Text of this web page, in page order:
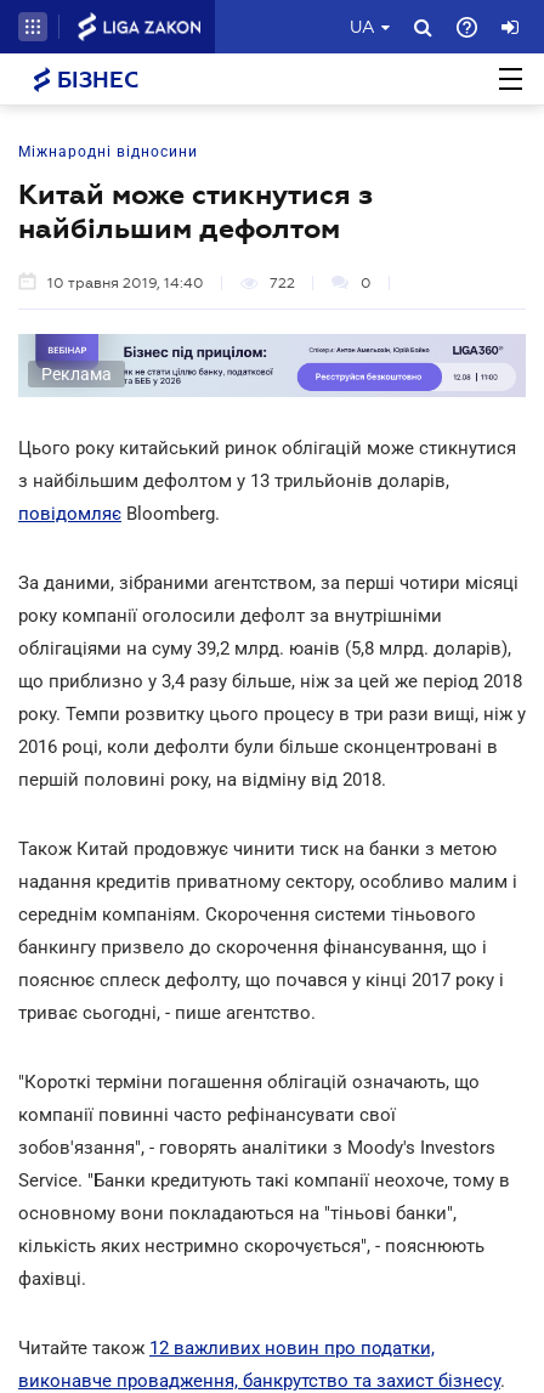
UA
БІЗНЕС
Міжнародні відносини
Китай може стикнутися з
найбільшим дефолтом
10 травня 2019, 14:40 722 0
Реклама
Цього року китайський ринок облігацій може стикнутися
з найбільшим дефолтом у 13 трильйонів доларів,
повідомляє Bloomberg.
За даними, зібраними агентством, за перші чотири місяці
року компанії оголосили дефолт за внутрішніми
облігаціями на суму 39,2 млрд. юанів (5,8 млрд. доларів),
що приблизно у 3,4 разу більше, ніж за цей же період 2018
року. Темпи розвитку цього процесу в три рази вищі, ніж у
2016 році, коли дефолти були більше сконцентровані в
першій половині року, на відміну від 2018.
Також Китай продовжує чинити тиск на банки з метою
надання кредитів приватному сектору, особливо малим і
середнім компаніям. Скорочення системи тіньового
банкингу призвело до скорочення фінансування, що і
пояснює сплеск дефолту, що почався у кінці 2017 року і
триває сьогодні, - пише агентство.
"Короткі терміни погашення облігацій означають, що
компанії повинні часто рефінансувати свої
зобов'язання", - говорять аналітики з Moody's Investors
Service. "Банки кредитують такі компанії неохоче, тому в
основному вони покладаються на "тіньові банки",
кількість яких нестримно скорочується", - пояснюють
фахівці.
Читайте також 12 важливих новин про податки,
виконавче провадження, банкрутство та захист бізнесу.